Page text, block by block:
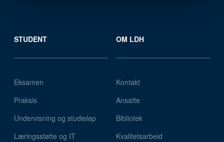
STUDENT
Eksamen
Praksis
Undervisning og studieløp
Læringsstøtte og IT
OM LDH
Kontakt
Ansatte
Bibliotek
Kvalitetsarbeid